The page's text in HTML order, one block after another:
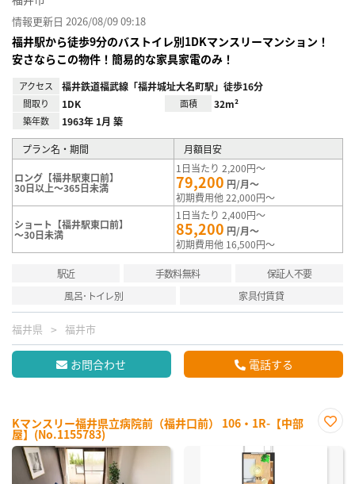
情報更新日 2026/08/09 09:18
福井駅から徒歩9分のバストイレ別1DKマンスリーマンション！
安さならこの物件！簡易的な家具家電のみ！
アクセス 福井鉄道福武線「福井城址大名町駅」徒歩16分
間取り 1DK 面積 32m²
築年数 1963年 1月 築
プラン名・期間 月額目安
ロング【福井駅東口前】
30日以上～365日未満
1日当たり 2,200円～
79,200 円/月～
初期費用他 22,000円～
ショート【福井駅東口前】
～30日未満
1日当たり 2,400円～
85,200 円/月～
初期費用他 16,500円～
駅近 手数料無料
保証人不要
風呂･トイレ別
家具付賃貸
福井県 福井市
お問合わせ 電話する
Kマンスリー福井県立病院前（福井口前） 106・1R-【中部
屋】(No.1155783)
に入